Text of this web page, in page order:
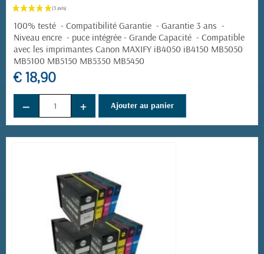
100% testé - Compatibilité Garantie - Garantie 3 ans -
Niveau encre - puce intégrée - Grande Capacité - Compatible
avec les imprimantes Canon MAXIFY iB4050 iB4150 MB5050
MB5100 MB5150 MB5350 MB5450
€ 18,90
− + Ajouter au panier